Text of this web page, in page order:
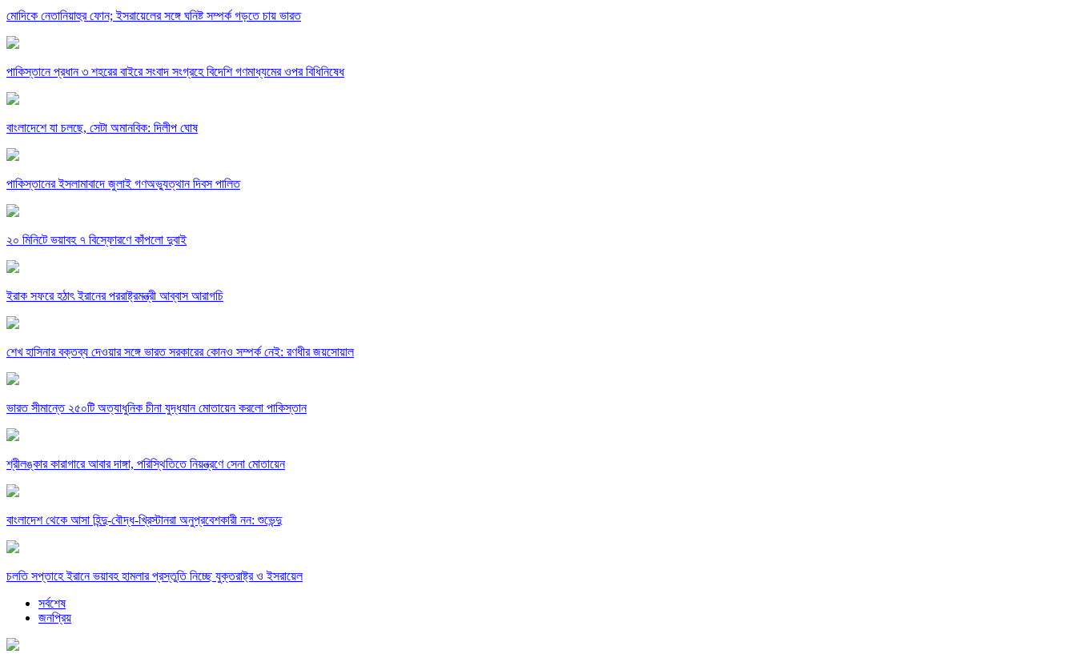
মোদিকে নেতানিয়াহুর ফোন; ইসরায়েলের সঙ্গে ঘনিষ্ট সম্পর্ক গড়তে চায় ভারত
পাকিস্তানে প্রধান ৩ শহরের বাইরে সংবাদ সংগ্রহে বিদেশি গণমাধ্যমের ওপর বিধিনিষেধ
বাংলাদেশে যা চলছে, সেটা অমানবিক: দিলীপ ঘোষ
পাকিস্তানের ইসলামাবাদে জুলাই গণঅভ্যুত্থান দিবস পালিত
২০ মিনিটে ভয়াবহ ৭ বিস্ফোরণে কাঁপলো দুবাই
ইরাক সফরে হঠাৎ ইরানের পররাষ্ট্রমন্ত্রী আব্বাস আরাগচি
শেখ হাসিনার বক্তব্য দেওয়ার সঙ্গে ভারত সরকারের কোনও সম্পর্ক নেই: রণধীর জয়সোয়াল
ভারত সীমান্তে ২৫০টি অত্যাধুনিক চীনা যুদ্ধযান মোতায়েন করলো পাকিস্তান
শ্রীলঙ্কার কারাগারে আবার দাঙ্গা, পরিস্থিতিতে নিয়ন্ত্রণে সেনা মোতায়েন
বাংলাদেশ থেকে আসা হিন্দু-বৌদ্ধ-খ্রিস্টানরা অনুপ্রবেশকারী নন: শুভেন্দু
চলতি সপ্তাহে ইরানে ভয়াবহ হামলার প্রস্তুতি নিচ্ছে যুক্তরাষ্ট্র ও ইসরায়েল
সর্বশেষ
জনপ্রিয়